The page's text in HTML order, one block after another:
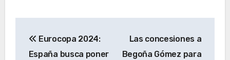
de
Eurocopa 2024:
España busca poner
Las concesiones a
Begoña Gómez para